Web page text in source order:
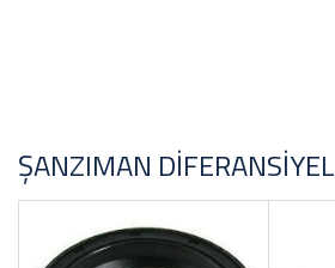
ŞANZIMAN DIFERANSIYEL